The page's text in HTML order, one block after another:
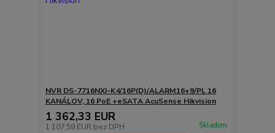
NVR DS-7716NXI-K4/16P(D)/ALARM16+9/PL 16
KANÁLOV, 16 PoE +eSATA AcuSense Hikvision
1 362,33 EUR
1 107,59 EUR bez DPH Skladom